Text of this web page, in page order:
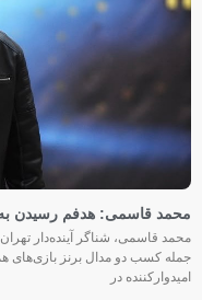
محمد قاسمی: هدفم رسیدن به فینال ۴۰۰ متر بازی‌های
محمد قاسمی، شناگر آینده‌دار
جمله کسب دو مدال برنز بازی‌های
امیدوارکننده در